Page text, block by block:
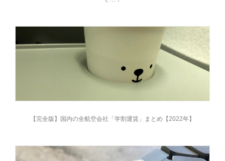
【完全版】国内の全航空会社「学割運賃」まとめ【2022年】